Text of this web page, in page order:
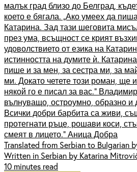
малък град близо до Белград,
което е бягала. „Ако умеех да
Катарина. Зад тази шеговита
през ума, всъщност се крият
удоволствието от езика на
истинността на думите ѝ.
пише и за мен, за сестра ми, за
ми. Докато четете този роман, ще
някой го е писал за вас.“
вълнуващо, остроумно, образно и
Всички добри барбита са живи,
протегнати ръце, рошави коси,
смеят в лицето.“ Аница Добра
Translated from Serbian to Bulgarian
Written in Serbian by Katarina
10 minutes read